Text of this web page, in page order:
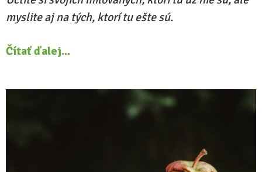
myslite aj na tých, ktorí tu ešte sú.
Čítať ďalej...